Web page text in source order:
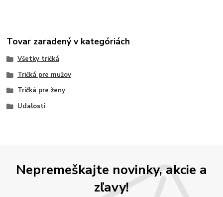
Tovar zaradený v kategóriách
Všetky tričká
Tričká pre mužov
Tričká pre ženy
Udalosti
Nepremeškajte novinky, akcie a
zľavy!